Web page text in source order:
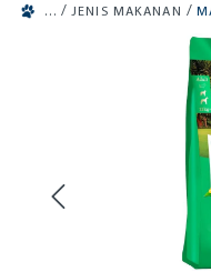
/ JENIS MAKANAN /